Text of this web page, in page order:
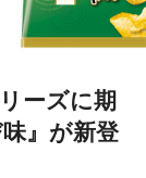
ーズに期
』が新登